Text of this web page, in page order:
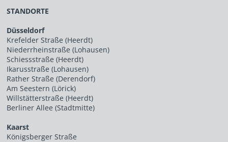
STANDORTE
Düsseldorf
Krefelder Straße (Heerdt)
Niederrheinstraße (Lohausen)
Schiessstraße (Heerdt)
Ikarusstraße (Lohausen)
Rather Straße (Derendorf)
Am Seestern (Lörick)
Willstätterstraße (Heerdt)
Berliner Allee (Stadtmitte)
Kaarst
Königsberger Straße